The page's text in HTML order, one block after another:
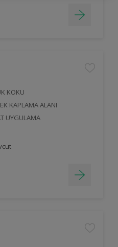
KOKU
KAPLAMA ALANI
UYGULAMA